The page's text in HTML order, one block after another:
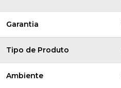
Garantia
Tipo de Produto
Ambiente